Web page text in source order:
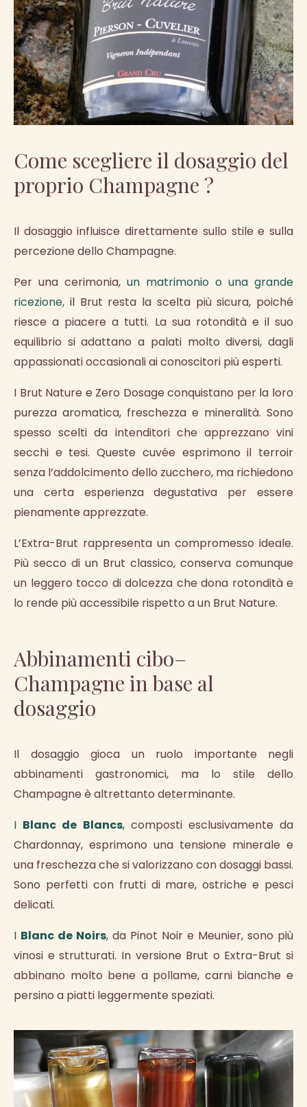
Come scegliere il dosaggio del
proprio Champagne ?
Il dosaggio influisce direttamente sullo stile e sulla
percezione dello Champagne.
Per una cerimonia, un matrimonio o una grande
ricezione, il Brut resta la scelta più sicura, poiché
riesce a piacere a tutti. La sua rotondità e il suo
equilibrio si adattano a palati molto diversi, dagli
appassionati occasionali ai conoscitori più esperti.
I Brut Nature e Zero Dosage conquistano per la loro
purezza aromatica, freschezza e mineralità. Sono
spesso scelti da intenditori che apprezzano vini
secchi e tesi. Queste cuvée esprimono il terroir
senza l’addolcimento dello zucchero, ma richiedono
una certa esperienza degustativa per essere
pienamente apprezzate.
L’Extra-Brut rappresenta un compromesso ideale.
Più secco di un Brut classico, conserva comunque
un leggero tocco di dolcezza che dona rotondità e
lo rende più accessibile rispetto a un Brut Nature.
Abbinamenti cibo–
Champagne in base al
dosaggio
Il dosaggio gioca un ruolo importante negli
abbinamenti gastronomici, ma lo stile dello
Champagne è altrettanto determinante.
I Blanc de Blancs,composti esclusivamente da
Chardonnay, esprimono una tensione minerale e
una freschezza che si valorizzano con dosaggi bassi.
Sono perfetti con frutti di mare, ostriche e pesci
delicati.
I Blanc de Noirs, da Pinot Noir e Meunier, sono più
vinosi e strutturati. In versione Brut o Extra-Brut si
abbinano molto bene a pollame, carni bianche e
persino a piatti leggermente speziati.